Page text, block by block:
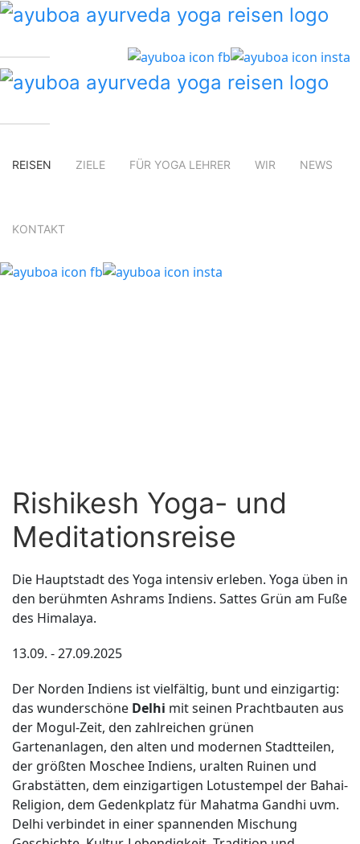
REISEN ZIELE FÜR YOGA LEHRER WIR NEWS
KONTAKT
Rishikesh Yoga- und
Meditationsreise
Die Hauptstadt des Yoga intensiv erleben. Yoga üben in
den berühmten Ashrams Indiens. Sattes Grün am Fuße
des Himalaya.
13.09. - 27.09.2025
Der Norden Indiens ist vielfältig, bunt und einzigartig:
das wunderschöne Delhi mit seinen Prachtbauten aus
der Mogul-Zeit, den zahlreichen grünen
Gartenanlagen, den alten und modernen Stadtteilen,
der größten Moschee Indiens, uralten Ruinen und
Grabstätten, dem einzigartigen Lotustempel der Bahai-
Religion, dem Gedenkplatz für Mahatma Gandhi uvm.
Delhi verbindet in einer spannenden Mischung